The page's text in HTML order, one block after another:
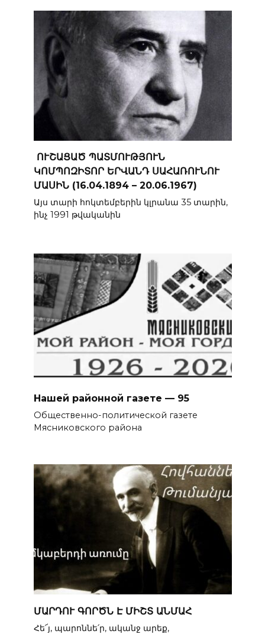
ՈՒՇԱՑԱԾ ՊԱՏՄՈՒԹՅՈՒՆ
ԿՈՄՊՈԶԻՏՈՐ ԵՐՎԱՆԴ ՍԱՀԱՌՈՒՆՈՒ
ՄԱՍԻՆ (16.04.1894 – 20.06.1967)
Այս տարի հոկտեմբերին կլրանա 35 տարին,
ինչ 1991 թվականին
Нашей районной газете — 95
Общественно-политической газете
Мясниковского района
ՄԱՐԴՈՒ ԳՈՐԾՆ Է ՄԻՇՏ ԱՆՄԱՀ
Հե՜յ, պարոննե՛ր, ականջ արեք,